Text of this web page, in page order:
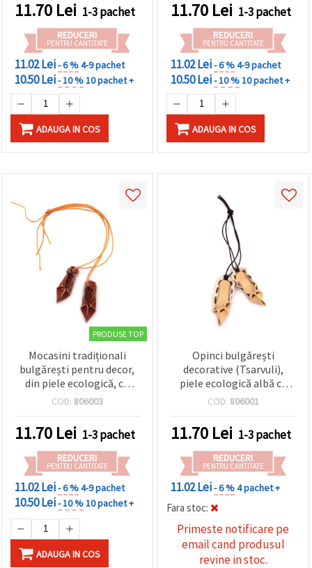
făcând clic
pe butonul
"Salvați"
Аcceptati
toate!
Setări
perechi pentru
meșteșuguri inspirate din
folclor și decorațiuni
creative DIY
11.70 Lei 1-3 pachet
REDUCERI
PENTRU CANTITATE
11.02 Lei- 6 %4-9 pachet
10.50 Lei- 10 %10 pachet +
ADAUGA IN COS
creativ, proiecte DIY și
decorațiuni folclorice
11.70 Lei 1-3 pachet
REDUCERI
PENTRU CANTITATE
11.02 Lei- 6 %4-9 pachet
10.50 Lei- 10 %10 pachet +
ADAUGA IN COS
PRODUSE TOP
Mocasini tradiționali
bulgărești pentru decor,
din piele ecologică, cu
șnur apretat din bumbac,
perechi
COD: 806003
11.70 Lei 1-3 pachet
REDUCERI
PENTRU CANTITATE
11.02 Lei- 6 %4-9 pachet
10.50 Lei- 10 %10 pachet +
ADAUGA IN COS
Opinci bulgărești
decorative (Tsarvuli),
piele ecologică albă cu
șnur din bumbac, 40x13
COD: 806001
11.70 Lei 1-3 pachet
REDUCERI
PENTRU CANTITATE
11.02 Lei- 6 %4 pachet +
Fara stoc:
Primeste notificare pe
email cand produsul
revine in stoc.